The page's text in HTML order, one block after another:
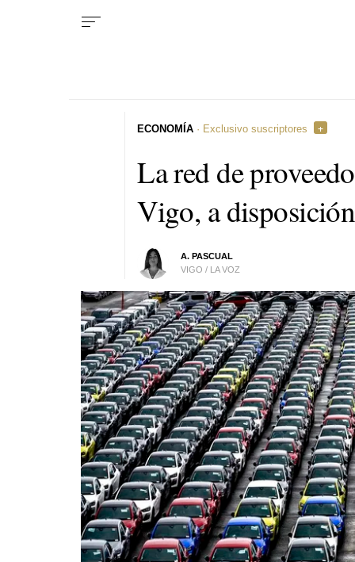
La red de
Vigo, a
A. PASCUAL
VIGO / LA VOZ
ECONOMÍA · Exclusivo suscriptores